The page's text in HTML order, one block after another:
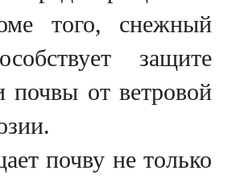
того, снежный
защите
почвы от ветровой
почву не только